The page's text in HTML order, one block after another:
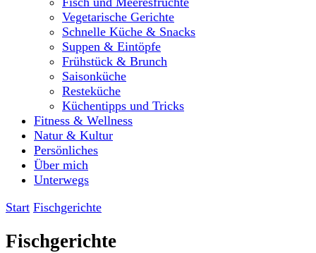
Vegetarische Gerichte
Schnelle Küche & Snacks
Suppen & Eintöpfe
Frühstück & Brunch
Saisonküche
Resteküche
Küchentipps und Tricks
Fitness & Wellness
Natur & Kultur
Persönliches
Über mich
Unterwegs
Start Fischgerichte
Fischgerichte